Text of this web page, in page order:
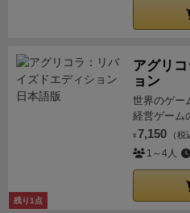
札」をしてマークを3
たり，3ドルを得るこ
できたりする。特に燃
てフライトする事も
は不可欠と言っても
札は次回以降のフラ
ら，ボーナスとして
おいた方が良いのか
スも欲しいが目的地
こまで飛ぶのか悩まし
るだけなのですが、 フ
ツカツの燃料のやり繰
他に悩ましいポ
フライトするのか。
か。同じ色のダイス
ートには自分のやり
に他の都市にもフラ
キューブがあって、
残り1点
アグリ
ョン
世界のゲー
経営ゲーム
¥ 7,150 （税
1～4人